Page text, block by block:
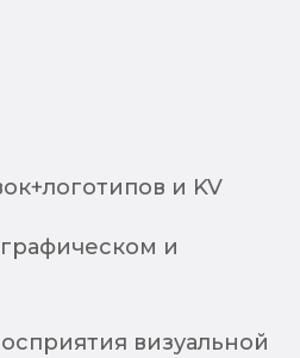
и KV
и
визуальной